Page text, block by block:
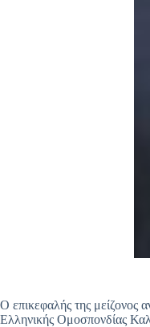
Ο επικεφαλής της μείζονος
Ελληνικής Ομοσπονδίας